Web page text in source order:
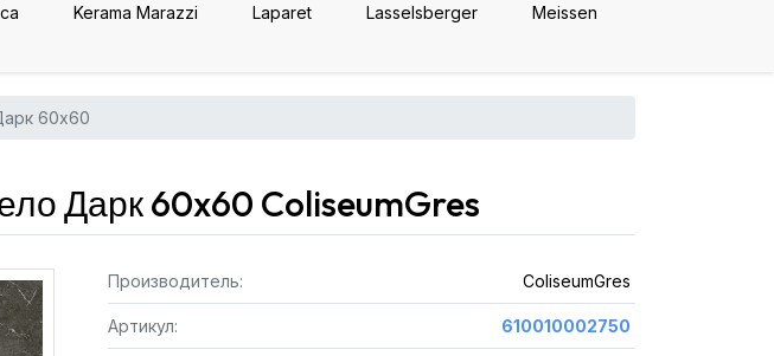
Kerama Marazzi Laparet Lasselsberger Meissen
60x60
Дарк 60x60 ColiseumGres
Производитель: ColiseumGres
Артикул: 610010002750